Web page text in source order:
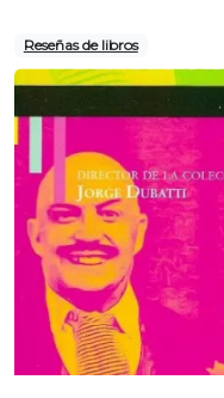
Reseñas de libros